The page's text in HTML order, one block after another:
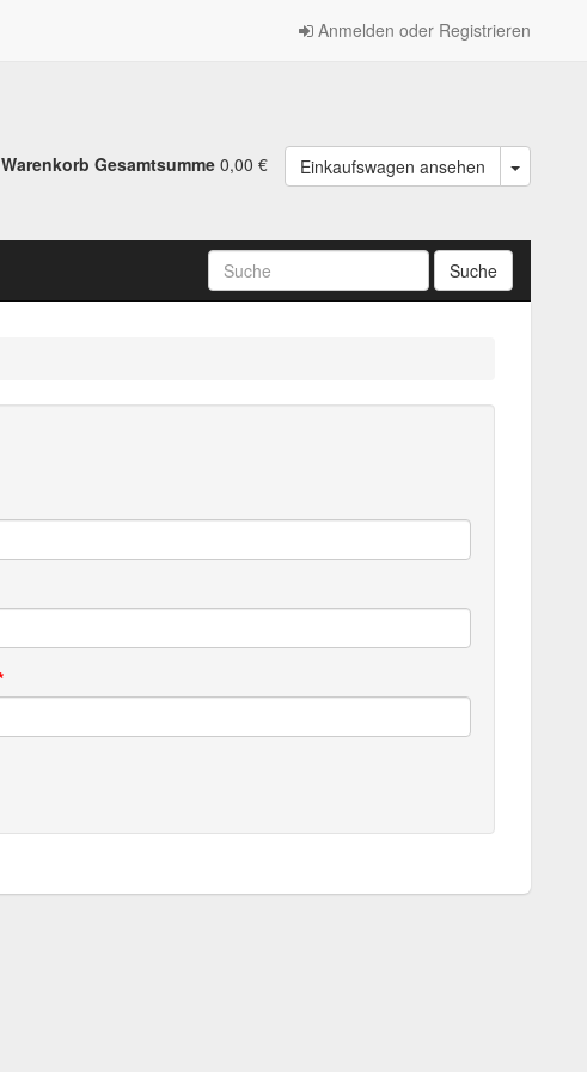
Anmelden oder Registrieren
Warenkorb Gesamtsumme 0,00 € Einkaufswagen ansehen